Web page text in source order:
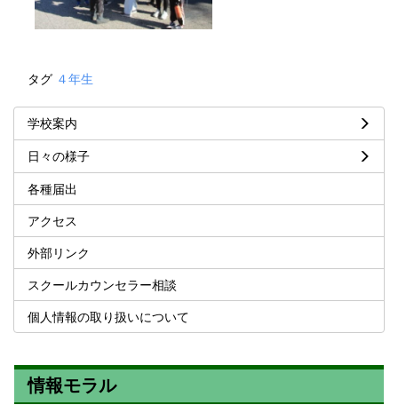
タグ ４年生
学校案内
日々の様子
各種届出
アクセス
外部リンク
スクールカウンセラー相談
個人情報の取り扱いについて
情報モラル